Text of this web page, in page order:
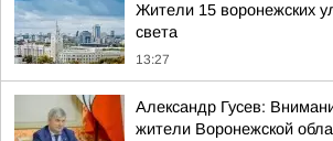
Жители 15 воронежских
света
13:27
Александр Гусев:
жители Воронежской